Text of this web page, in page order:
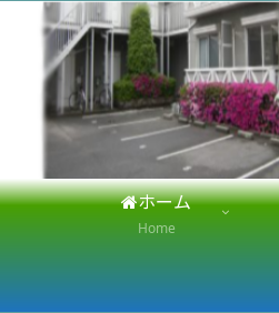
ホーム
Home